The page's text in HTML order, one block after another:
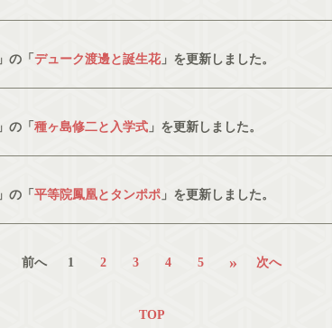
」の「 デューク渡邊と誕生花」を更新しました。
」の「 種ヶ島修二と入学式 」を更新しました。
」の「 平等院鳳凰とタンポポ 」を更新しました。
前へ 1 2 3 4 5 » 次へ
TOP